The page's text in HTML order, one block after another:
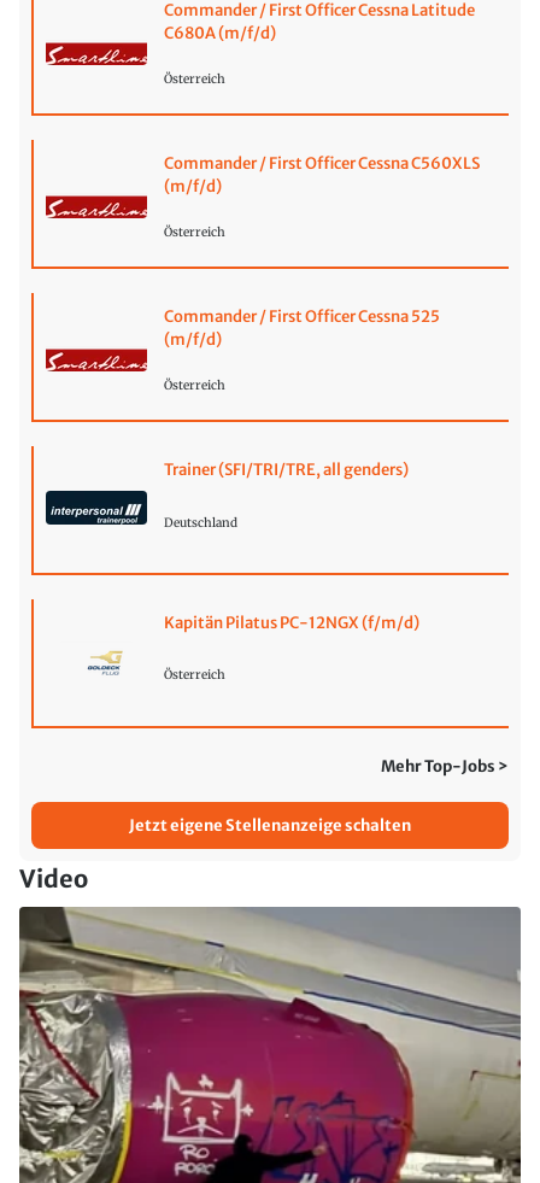
Commander / First Officer Cessna Latitude
C680A (m/f/d)
Österreich
Commander / First Officer Cessna C560XLS
(m/f/d)
Österreich
Commander / First Officer Cessna 525
(m/f/d)
Österreich
Trainer (SFI/TRI/TRE, all genders)
Deutschland
Kapitän Pilatus PC-12NGX (f/m/d)
Österreich
Mehr Top-Jobs >
Jetzt eigene Stellenanzeige schalten
Video